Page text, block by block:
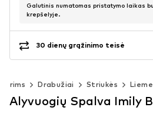
Galutinis numatomas pristatymo laikas
krepšelyje.
30 dienų grąžinimo teisė
Drabužiai Striukės
Alyvuogių Spalva Imily